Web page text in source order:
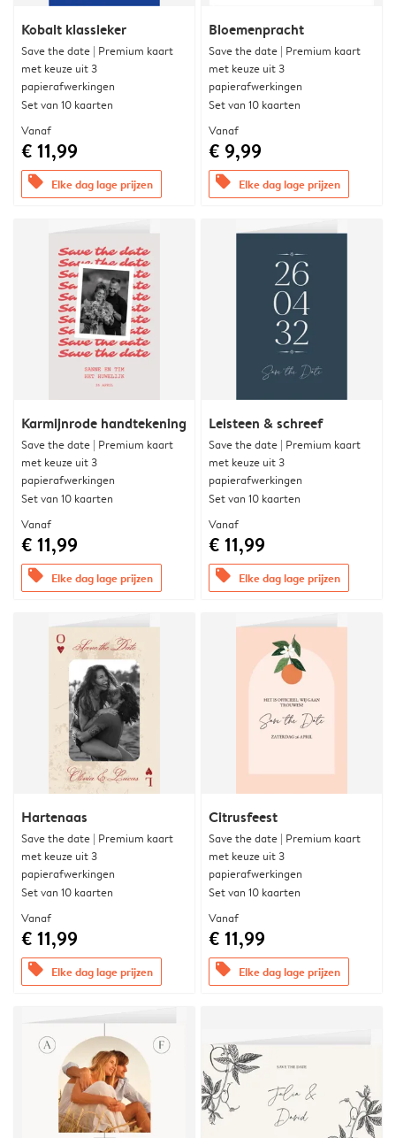
Kobalt klassieker
Save the date | Premium kaart
met keuze uit 3
papierafwerkingen
Set van 10 kaarten
Vanaf
€ 11,99
offers Elke dag lage prijzen
Bloemenpracht
Save the date | Premium kaart
met keuze uit 3
papierafwerkingen
Set van 10 kaarten
Vanaf
€ 9,99
offers Elke dag lage prijzen
Karmijnrode handtekening
Save the date | Premium kaart
met keuze uit 3
papierafwerkingen
Set van 10 kaarten
Vanaf
€ 11,99
offers Elke dag lage prijzen
Leisteen & schreef
Save the date | Premium kaart
met keuze uit 3
papierafwerkingen
Set van 10 kaarten
Vanaf
€ 11,99
offers Elke dag lage prijzen
Hartenaas
Save the date | Premium kaart
met keuze uit 3
papierafwerkingen
Set van 10 kaarten
Vanaf
€ 11,99
offers Elke dag lage prijzen
Citrusfeest
Save the date | Premium kaart
met keuze uit 3
papierafwerkingen
Set van 10 kaarten
Vanaf
€ 11,99
offers Elke dag lage prijzen